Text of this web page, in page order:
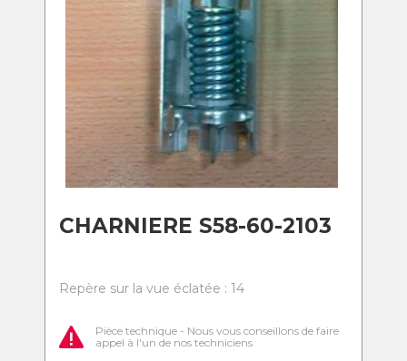
CHARNIERE S58-60-2103
Repère sur la vue éclatée : 14
Pièce technique - Nous vous conseillons de faire
appel à l'un de nos techniciens